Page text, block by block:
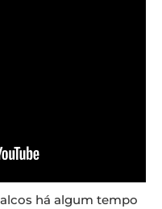
há algum tempo